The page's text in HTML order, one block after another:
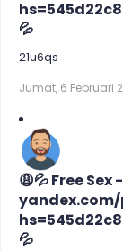
💦
21u6qs
Jumat, 6 Februari
😩💦 Free Sex -
yandex.com/
💦